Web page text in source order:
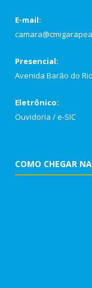
E-mail:
Presencial:
Avenida Barão do
Eletrônico:
Ouvidoria /e-SIC
COMO CHEGAR